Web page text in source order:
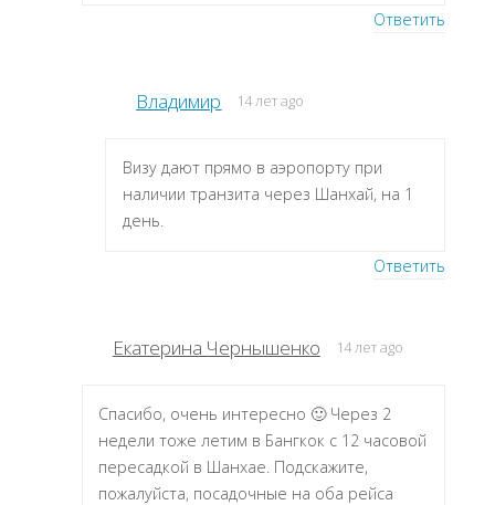
Ответить
Владимир 14 лет ago
Визу дают прямо в аэропорту при
наличии транзита через Шанхай, на 1
день.
Ответить
Екатерина Чернышенко 14 лет ago
Спасибо, очень интересно 🙂 Через 2
недели тоже летим в Бангкок с 12 часовой
пересадкой в Шанхае. Подскажите,
пожалуйста, посадочные на оба рейса